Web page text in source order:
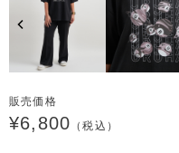
販売価格
¥6,800 （税込）